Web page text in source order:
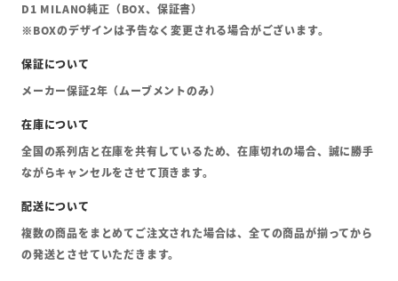
D1 MILANO純正（BOX、保証書）
※BOXのデザインは予告なく変更される場合がございます。
メーカー保証2年（ムーブメントのみ）
全国の系列店と在庫を共有しているため、在庫切れの場合、誠に勝手
ながらキャンセルをさせて頂きます。
複数の商品をまとめてご注文された場合は、全ての商品が揃ってから
の発送とさせていただきます。